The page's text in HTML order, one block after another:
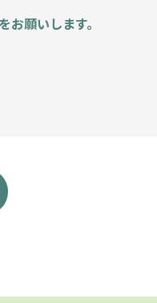
願いします。